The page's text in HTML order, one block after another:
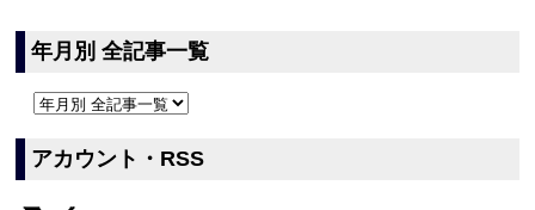
年月別 全記事一覧
アカウント・RSS